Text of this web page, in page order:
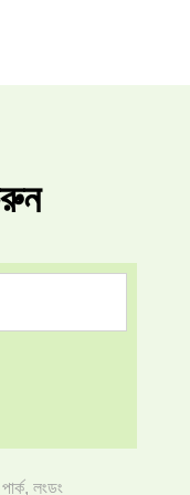
পার্ক, লংডং